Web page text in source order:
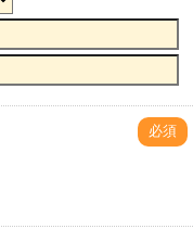
必須